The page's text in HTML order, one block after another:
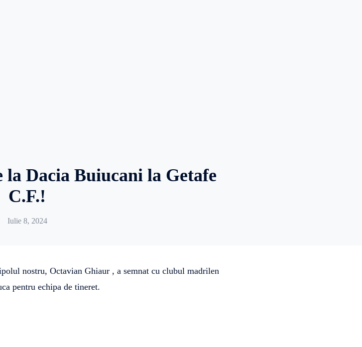
Dacia Buiucani la Getafe
C.F.!
Iulie 8, 2024
nostru, Octavian Ghiaur , a semnat cu clubul madrilen
pentru echipa de tineret.